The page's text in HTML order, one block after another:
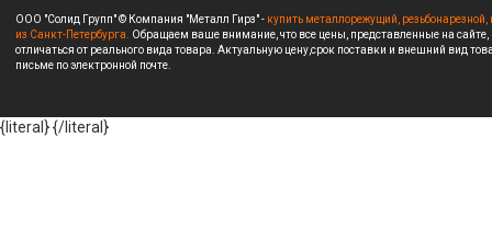
ООО "Солид Групп" © Компания "Металл Гирз" - купить металлорежущий,
из Санкт-Петербурга. Обращаем ваше внимание, что все цены, представленные на
отличаться от реального вида товара. Актуальную цену,срок поставки и внешний вид
письме по электронной почте.
{literal}{/literal}